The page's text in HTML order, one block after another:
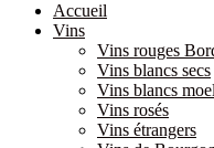
Accueil
Vins
Vins rouges
Vins blancs secs
Vins blancs
Vins rosés
Vins étrangers